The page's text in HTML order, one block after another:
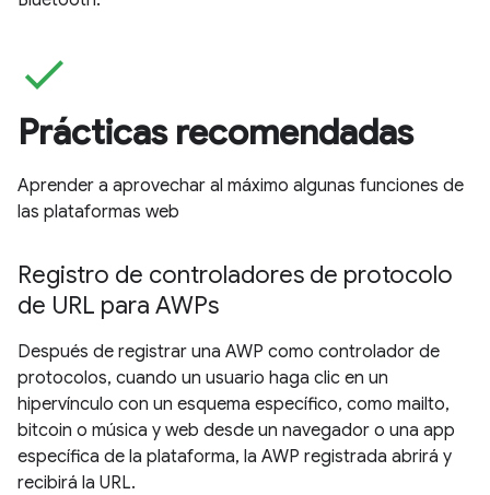
check
Prácticas recomendadas
Aprender a aprovechar al máximo algunas funciones de
las plataformas web
Registro de controladores de protocolo
de URL para AWPs
Después de registrar una AWP como controlador de
protocolos, cuando un usuario haga clic en un
hipervínculo con un esquema específico, como mailto,
bitcoin o música y web desde un navegador o una app
específica de la plataforma, la AWP registrada abrirá y
recibirá la URL.